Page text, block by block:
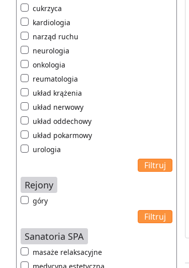
cukrzyca
kardiologia
narząd ruchu
neurologia
onkologia
reumatologia
układ krążenia
układ nerwowy
układ oddechowy
układ pokarmowy
urologia
Rejony
góry
Sanatoria SPA
masaże relaksacyjne